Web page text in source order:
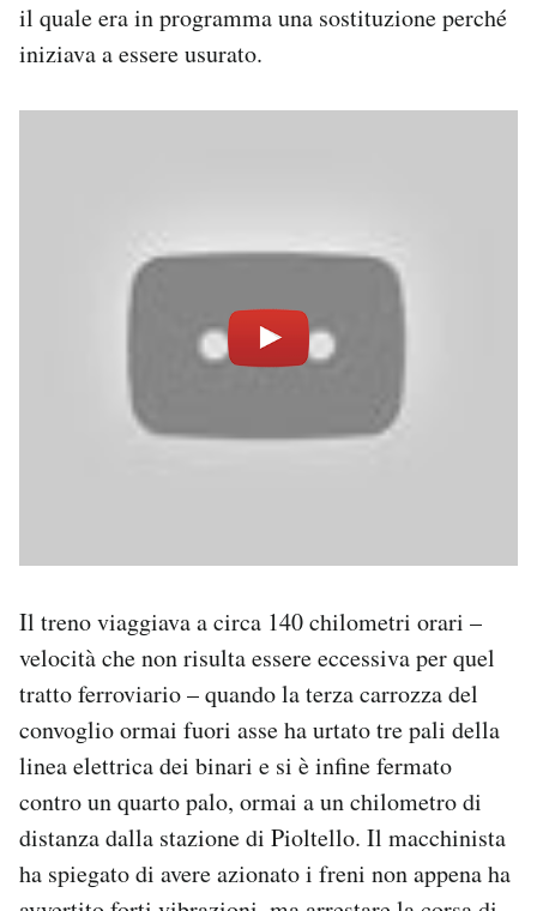
il quale era in programma una sostituzione perché
iniziava a essere usurato.
Il treno viaggiava a circa 140 chilometri orari –
velocità che non risulta essere eccessiva per quel
tratto ferroviario – quando la terza carrozza del
convoglio ormai fuori asse ha urtato tre pali della
linea elettrica dei binari e si è infine fermato
contro un quarto palo, ormai a un chilometro di
distanza dalla stazione di Pioltello. Il macchinista
ha spiegato di avere azionato i freni non appena ha